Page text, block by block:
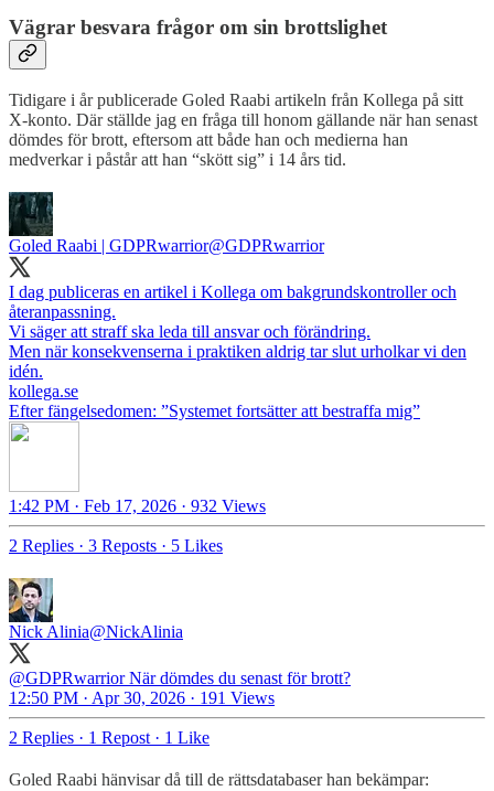
Vägrar besvara frågor om sin brottslighet
Tidigare i år publicerade Goled Raabi artikeln från Kollega på sitt
X-konto. Där ställde jag en fråga till honom gällande när han senast
dömdes för brott, eftersom att både han och medierna han
medverkar i påstår att han “skött sig” i 14 års tid.
Goled Raabi | GDPRwarrior@GDPRwarrior
I dag publiceras en artikel i Kollega om bakgrundskontroller och
återanpassning.
Vi säger att straff ska leda till ansvar och förändring.
Men när konsekvenserna i praktiken aldrig tar slut urholkar vi den
kollega.se
Efter fängelsedomen: ”Systemet fortsätter att bestraffa mig”
1:42 PM · Feb 17, 2026 · 932 Views
2 Replies · 3 Reposts · 5 Likes
Nick Alinia@NickAlinia
@GDPRwarriorNär dömdes du senast för brott?
12:50 PM · Apr 30, 2026 · 191 Views
2 Replies · 1 Repost · 1 Like
Goled Raabi hänvisar då till de rättsdatabaser han bekämpar: